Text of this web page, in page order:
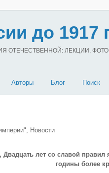
до 1917
ОТЕЧЕСТВЕННОЙ: ЛЕКЦИИ,
Авторы Блог Поиск
Новости
лет со славой
годины более